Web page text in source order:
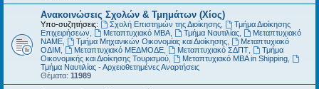
Ανακοινώσεις Σχολών & Τμημάτων (Χίος)
Υπο-συζητήσεις: Σχολή Επιστημών της Διοίκησης,
Τμήμα Διοίκησης
Επιχειρήσεων
Μεταπτυχιακό MBA, Τμήμα Ναυτιλίας,
Μεταπτυχιακό
ΝΑΜΕ
Τμήμα Μηχανικών Οικονομίας και Διοίκησης,
Μεταπτυχιακό
ΟΔΙΜ
Μεταπτυχιακό ΜΕΔΜΟΔΕ, Μεταπτυχιακό ΣΔΠΤ,
Τμήμα
Οικονομικής και Διοίκησης Τουρισμού
Μεταπτυχιακό MBA in Shipping,
Τμήμα Ναυτιλίας - Αρχειοθετημένες Αναρτήσεις
Θέματα: 11989